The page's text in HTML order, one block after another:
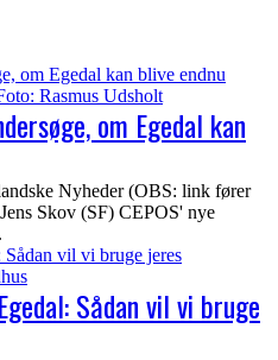
om Egedal kan blive endnu
om Egedal kan
Nyheder (OBS: link fører
Skov (SF) CEPOS' nye
vil vi bruge jeres
Sådan vil vi bruge